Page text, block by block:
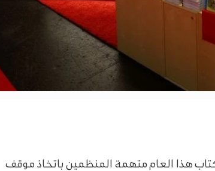
هذا العام متهمة المنظمين باتخاذ موقف